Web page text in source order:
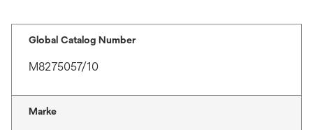
Global Catalog Number
M8275057/10
Marke